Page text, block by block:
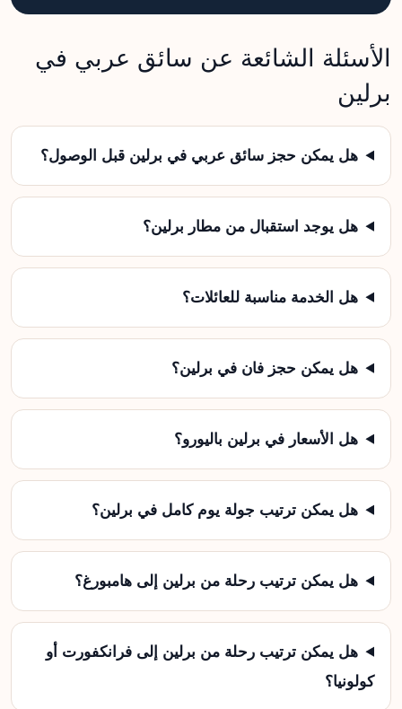
الأسئلة الشائعة عن سائق عربي في
برلين
هل يمكن حجز سائق عربي في برلين قبل الوصول؟
هل يوجد استقبال من مطار برلين؟
هل الخدمة مناسبة للعائلات؟
هل يمكن حجز فان في برلين؟
هل الأسعار في برلين باليورو؟
هل يمكن ترتيب جولة يوم كامل في برلين؟
هل يمكن ترتيب رحلة من برلين إلى هامبورغ؟
هل يمكن ترتيب رحلة من برلين إلى فرانكفورت أو
كولونيا؟